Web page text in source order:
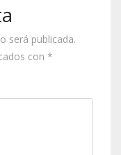
será publicada.
con *